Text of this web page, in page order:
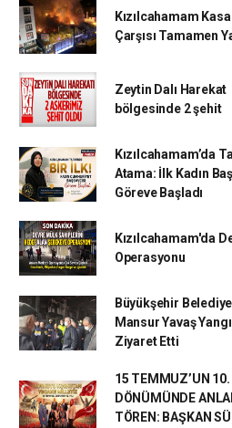
Kızılcahamam
Çarşısı Tamamen
Zeytin Dalı Harekat
bölgesinde 2 şehit
Kızılcahamam’da
Atama: İlk Kadın
Göreve Başladı
Kızılcahamam'da
Operasyonu
Büyükşehir
Mansur Yavaş
Ziyaret Etti
15 TEMMUZ’UN 10.
DÖNÜMÜNDE
TÖREN: BAŞKAN